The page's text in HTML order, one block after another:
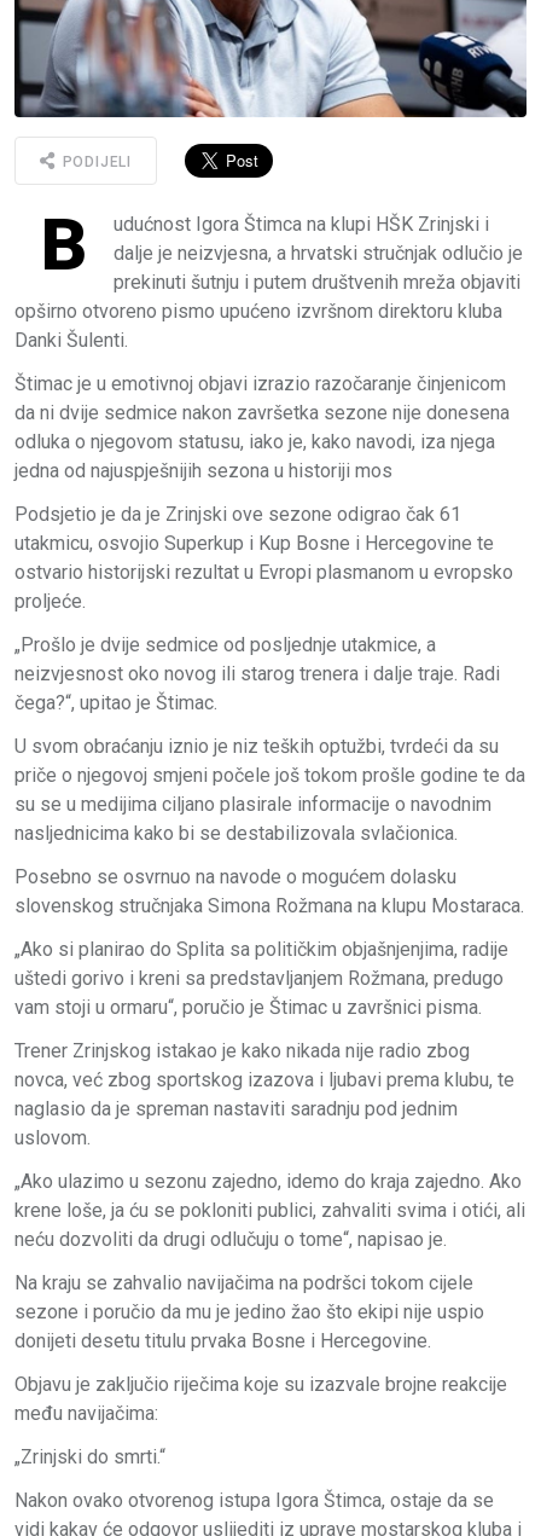
PODIJELI
B
udućnost Igora Štimca na klupi HŠK Zrinjski i
dalje je neizvjesna, a hrvatski stručnjak odlučio je
prekinuti šutnju i putem društvenih mreža objaviti
opširno otvoreno pismo upućeno izvršnom direktoru kluba
Danki Šulenti.
Štimac je u emotivnoj objavi izrazio razočaranje činjenicom
da ni dvije sedmice nakon završetka sezone nije donesena
odluka o njegovom statusu, iako je, kako navodi, iza njega
jedna od najuspješnijih sezona u historiji mos
Podsjetio je da je Zrinjski ove sezone odigrao čak 61
utakmicu, osvojio Superkup i Kup Bosne i Hercegovine te
ostvario historijski rezultat u Evropi plasmanom u evropsko
proljeće.
„Prošlo je dvije sedmice od posljednje utakmice, a
neizvjesnost oko novog ili starog trenera i dalje traje. Radi
čega?“, upitao je Štimac.
U svom obraćanju iznio je niz teških optužbi, tvrdeći da su
priče o njegovoj smjeni počele još tokom prošle godine te da
su se u medijima ciljano plasirale informacije o navodnim
nasljednicima kako bi se destabilizovala svlačionica.
Posebno se osvrnuo na navode o mogućem dolasku
slovenskog stručnjaka Simona Rožmana na klupu Mostaraca.
„Ako si planirao do Splita sa političkim objašnjenjima, radije
uštedi gorivo i kreni sa predstavljanjem Rožmana, predugo
vam stoji u ormaru“, poručio je Štimac u završnici pisma.
Trener Zrinjskog istakao je kako nikada nije radio zbog
novca, već zbog sportskog izazova i ljubavi prema klubu, te
naglasio da je spreman nastaviti saradnju pod jednim
uslovom.
„Ako ulazimo u sezonu zajedno, idemo do kraja zajedno. Ako
krene loše, ja ću se pokloniti publici, zahvaliti svima i otići, ali
neću dozvoliti da drugi odlučuju o tome“, napisao je.
Na kraju se zahvalio navijačima na podršci tokom cijele
sezone i poručio da mu je jedino žao što ekipi nije uspio
donijeti desetu titulu prvaka Bosne i Hercegovine.
Objavu je zaključio riječima koje su izazvale brojne reakcije
među navijačima:
„Zrinjski do smrti.“
Nakon ovako otvorenog istupa Igora Štimca, ostaje da se
vidi kakav će odgovor uslijediti iz uprave mostarskog kluba i